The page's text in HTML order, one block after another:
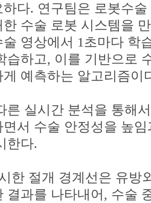
다. 연구팀은 로봇수
수술 로봇 시스템을
영상에서 1초마다 학
습하고, 이를 기반으로
예측하는 알고리즘이
른 실시간 분석을 통해
서 수술 안정성을 높
한다.
한 절개 경계선은 유방
결과를 나타내어, 수술